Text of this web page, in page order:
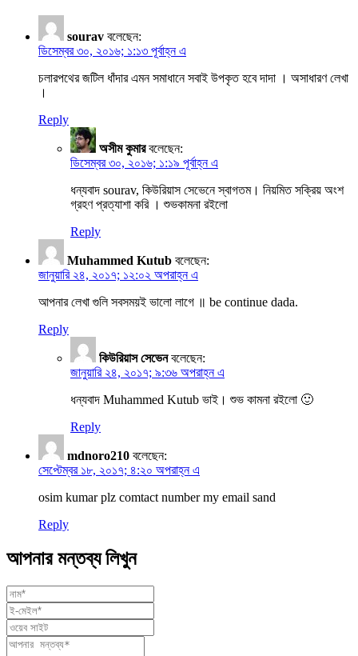
sourav বলেছেন:
ডিসেম্বর ৩০, ২০১৬; ১:১৩ পূর্বাহ্ন এ
চলারপথের জটিল ধাঁদার এমন সমাধানে সবাই উপকৃত হবে দাদা । অসাধারণ লেখা
।
Reply
অসীম কুমার বলেছেন:
ডিসেম্বর ৩০, ২০১৬; ১:১৯ পূর্বাহ্ন এ
ধন্যবাদ sourav, কিউরিয়াস সেভেনে স্বাগতম। নিয়মিত সক্রিয় অংশ
গ্রহণ প্রত্যাশা করি । শুভকামনা রইলো
Reply
Muhammed Kutub বলেছেন:
জানুয়ারি ২৪, ২০১৭; ১২:০২ অপরাহ্ন এ
আপনার লেখা গুলি সবসময়ই ভালো লাগে ॥ be continue dada.
Reply
কিউরিয়াস সেভেন বলেছেন:
জানুয়ারি ২৪, ২০১৭; ৯:৩৬ অপরাহ্ন এ
ধন্যবাদ Muhammed Kutub ভাই। শুভ কামনা রইলো 🙂
Reply
mdnoro210 বলেছেন:
সেপ্টেম্বর ১৮, ২০১৭; ৪:২০ অপরাহ্ন এ
osim kumar plz comtact number my email sand
Reply
আপনার মন্তব্য লিখুন